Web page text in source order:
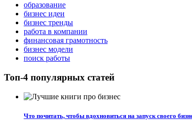
образование
бизнес идеи
бизнес тренды
работа в компании
финансовая грамотность
бизнес модели
поиск работы
Топ-4 популярных статей
Что почитать, чтобы вдохновиться на запуск своего